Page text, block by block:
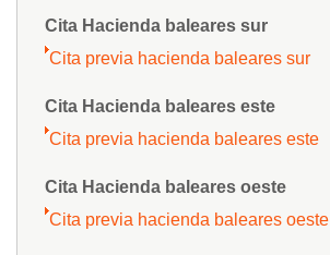
Cita Hacienda baleares sur
Cita previa hacienda baleares sur
Cita Hacienda baleares este
Cita previa hacienda baleares este
Cita Hacienda baleares oeste
Cita previa hacienda baleares oeste